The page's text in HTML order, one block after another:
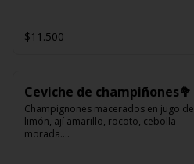
$11.500
Ceviche de champiñones🥦
Champignones macerados en jugo de
limón, ají amarillo, rocoto, cebolla
morada.